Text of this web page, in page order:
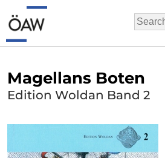
Magellans Boten
Edition Woldan Band 2